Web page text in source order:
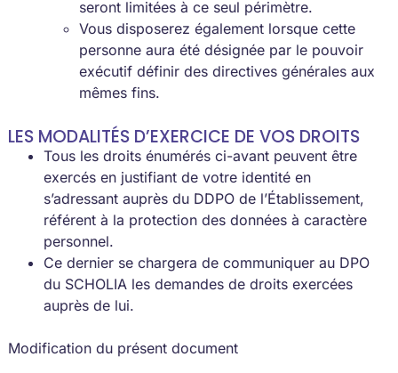
seront limitées à ce seul périmètre.
Vous disposerez également lorsque cette
personne aura été désignée par le pouvoir
exécutif définir des directives générales aux
mêmes fins.
LES MODALITÉS D’EXERCICE DE VOS DROITS
Tous les droits énumérés ci-avant peuvent être
exercés en justifiant de votre identité en
s’adressant auprès du DDPO de l’Établissement,
référent à la protection des données à caractère
personnel.
Ce dernier se chargera de communiquer au DPO
du SCHOLIA les demandes de droits exercées
auprès de lui.
Modification du présent document